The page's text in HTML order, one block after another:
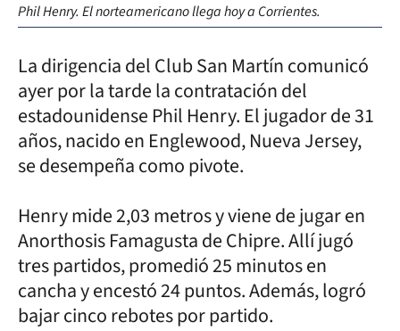
Phil Henry. El norteamericano llega hoy a Corrientes.
La dirigencia del Club San Martín comunicó
ayer por la tarde la contratación del
estadounidense Phil Henry. El jugador de 31
años, nacido en Englewood, Nueva Jersey,
se desempeña como pivote.
Henry mide 2,03 metros y viene de jugar en
Anorthosis Famagusta de Chipre. Allí jugó
tres partidos, promedió 25 minutos en
cancha y encestó 24 puntos. Además, logró
bajar cinco rebotes por partido.